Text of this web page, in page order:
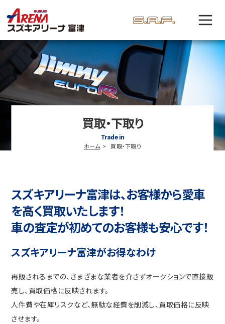
買取・下取り
Trade in
ホーム 買取・下取り
スズキアリーナ富津は、お客様から愛車
を高く買取いたします！
車の査定が初めてのお客様も安心です！
スズキアリーナ富津がお得なわけ
再販されるまでの、さまざまな業者を介さずオークションで直接販
売し、買取価格に反映されます。
人件費や在庫リスクなど、無駄な経費を削減し、買取価格に反映
させます。